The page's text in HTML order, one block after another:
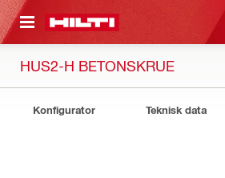
HOVEDINDHOLD
HUS2-H BETONSKRUE
Konfigurator Teknisk data